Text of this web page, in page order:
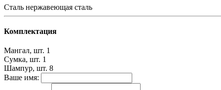
Сталь нержавеющая сталь
Комплектация
Мангал, шт. 1
Сумка, шт. 1
Шампур, шт. 8
Ваше имя: